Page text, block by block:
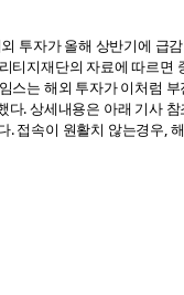
투자가 올해 상반기에 급
티지재단의 자료에 따르
스는 해외 투자가 이처럼
다. 상세내용은 아래 기사 참
접속이 원활치 않는경우,